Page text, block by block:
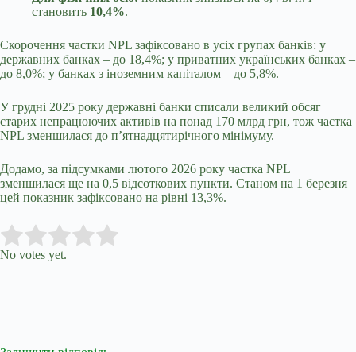
становить 10,4%.
Скорочення частки NPL зафіксовано в усіх групах банків: у
державних банках – до 18,4%; у приватних українських банках –
до 8,0%; у банках з іноземним капіталом – до 5,8%.
У грудні 2025 року державні банки списали великий обсяг
старих непрацюючих активів на понад 170 млрд грн, тож частка
NPL зменшилася до п’ятнадцятирічного мінімуму.
Додамо, за підсумками лютого 2026 року частка NPL
зменшилася ще на 0,5 відсоткових пункти. Станом на 1 березня
цей показник зафіксовано на рівні 13,3%.
Rate this item:
No votes yet.